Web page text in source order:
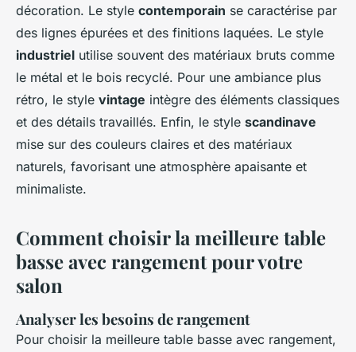
décoration. Le style contemporain se caractérise par
des lignes épurées et des finitions laquées. Le style
industriel utilise souvent des matériaux bruts comme
le métal et le bois recyclé. Pour une ambiance plus
rétro, le style vintage intègre des éléments classiques
et des détails travaillés. Enfin, le style scandinave
mise sur des couleurs claires et des matériaux
naturels, favorisant une atmosphère apaisante et
minimaliste.
Comment choisir la meilleure table
basse avec rangement pour votre
salon
Analyser les besoins de rangement
Pour choisir la meilleure table basse avec rangement,